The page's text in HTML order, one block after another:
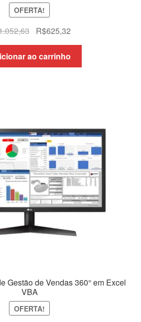
OFERTA!
O
preço
original
era:
R$625,32
preço
é:
ao carrinho
Gestão de Vendas 360° em Excel
VBA
OFERTA!